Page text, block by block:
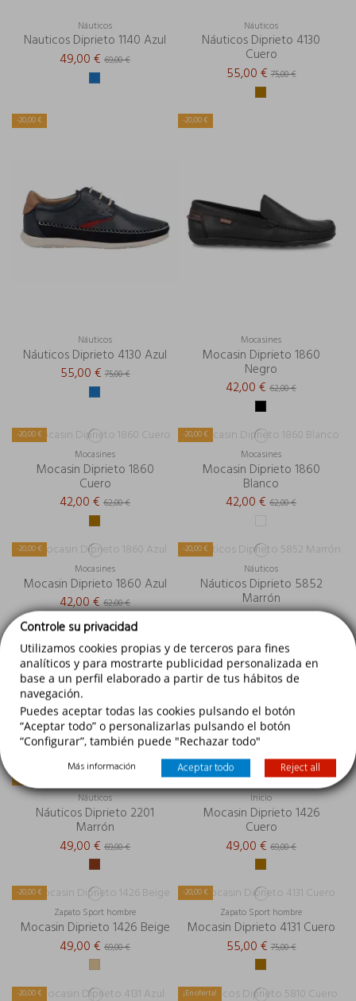
Náuticos
Nauticos Diprieto 1140 Azul
49,00 € 69,00 €
Náuticos
Náuticos Diprieto 4130
Cuero
55,00 €75,00 €
-20,00 €
Náuticos
Náuticos Diprieto 4130 Azul
55,00 €75,00 €
-20,00 €
Mocasines
Mocasin Diprieto 1860
Negro
42,00 € 62,00 €
-20,00 €
Mocasines
Mocasin Diprieto 1860
Cuero
42,00 € 62,00 €
-20,00 €
Mocasines
Mocasin Diprieto 1860
Blanco
42,00 € 62,00 €
-20,00 €
Mocasines
Mocasin Diprieto 1860 Azul
42,00 €62,00 €
-20,00 €
Náuticos
Náuticos Diprieto 5852
Marrón
55,00 €
-20,00 €
Náuticos
Náuticos Diprieto 5851
Marrón
55,00 €75,00 €
-20,00 €
Náuticos
Marino
49,00 €69,00 €
-20,00 €
Náuticos
Náuticos Diprieto 2201
Marrón
49,00 € 69,00 €
-20,00 €
Inicio
Mocasin Diprieto 1426
Cuero
49,00 € 69,00 €
-20,00 €
Zapato Sport hombre
Mocasin Diprieto 1426 Beige
49,00 € 69,00 €
-20,00 €
Zapato Sport hombre
Mocasin Diprieto 4131 Cuero
55,00 €75,00 €
-20,00 €
¡En oferta!
Controle su privacidad
Utilizamos cookies propias y de terceros para fines
analíticos y para mostrarte publicidad personalizada en
base a un perfil elaborado a partir de tus hábitos de
navegación.
Puedes aceptar todas las cookies pulsando el botón
“Aceptar todo” o personalizarlas pulsando el botón
“Configurar”, también puede "Rechazar todo"
Más información Aceptar todo Reject all